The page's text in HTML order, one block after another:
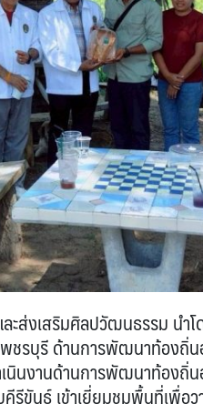
ส่งเสริมศิลปวัฒนธรรม นำ
พชรบุรี ด้านการพัฒนาท้อง
นินงานด้านการพัฒนาท้องถิ่
ขันธ์ เข้าเยี่ยมชมพื้นที่เพื่อ